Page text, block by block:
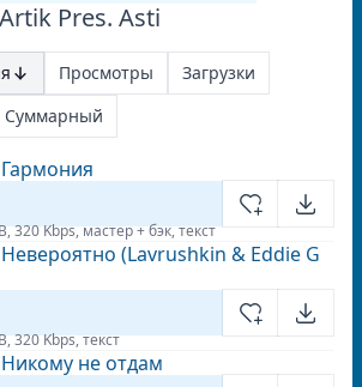
Pres. Asti
Просмотры
Загрузки
Суммарный
320 Kbps, мастер + бэк, текст
(Lavrushkin & Eddie G
320 Kbps, текст
не отдам